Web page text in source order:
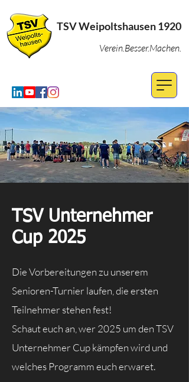
TSV Weipoltshausen 1920
Verein.Besser.Machen.
TSV Unternehmer
Cup 2025
Die Vorbereitungen zu unserem
Senioren-Turnier laufen, die ersten
Teilnehmer stehen fest!
Schaut euch an, wer 2025 um den TSV
Unternehmer Cup kämpfen wird und
welches Programm euch erwaret.